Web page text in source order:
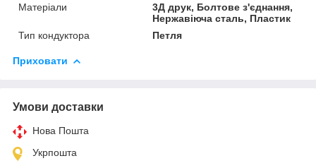
Матеріали
3Д друк, Болтове з'єднання,
Нержавіюча сталь, Пластик
Тип кондуктора
Петля
Приховати
Умови доставки
Нова Пошта
Укрпошта